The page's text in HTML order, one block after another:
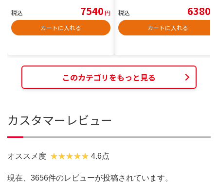
税込 7540円
カートに入れる
税込 6380
カートに入れる
このカテゴリをもっと見る
カスタマーレビュー
オススメ度 4.6点
現在、3656件のレビューが投稿されています。